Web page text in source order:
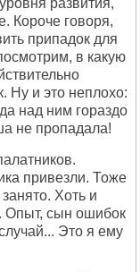
развития,
Короче говоря,
припадок для
в какую
Ну и это неплохо:
над ним гораздо
не пропадала!
привезли. Тоже
Хоть и
Опыт, сын ошибок
Это я ему